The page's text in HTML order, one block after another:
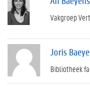
Vakgroep
Joris
Bibliotheek